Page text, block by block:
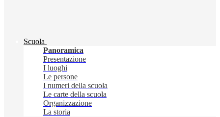
Scuola
Panoramica
Presentazione
I luoghi
Le persone
I numeri della scuola
Le carte della scuola
Organizzazione
La storia